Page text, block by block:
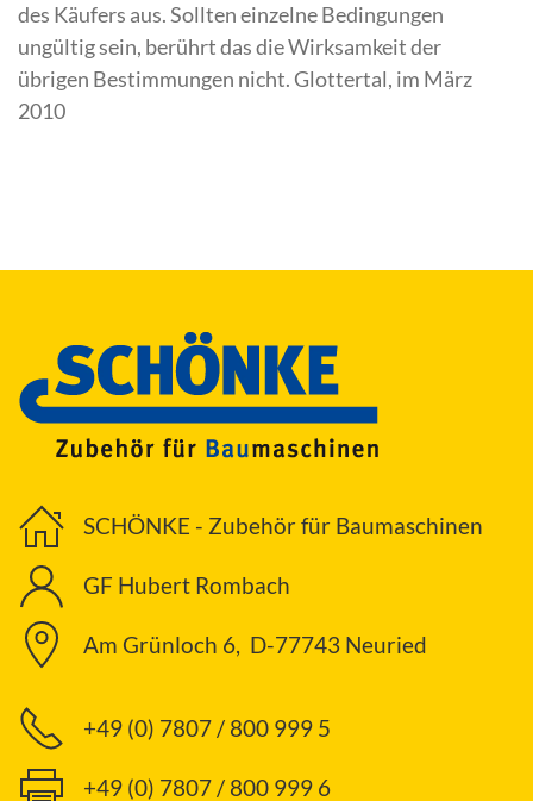
des Käufers aus. Sollten einzelne Bedingungen
ungültig sein, berührt das die Wirksamkeit der
übrigen Bestimmungen nicht. Glottertal, im März
2010
SCHÖNKE - Zubehör für Baumaschinen
GF Hubert Rombach
Am Grünloch 6, D-77743 Neuried
+49 (0) 7807 / 800 999 5
+49 (0) 7807 / 800 999 6